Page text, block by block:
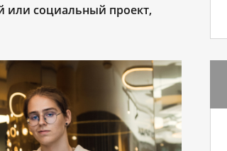
или социальный проект,